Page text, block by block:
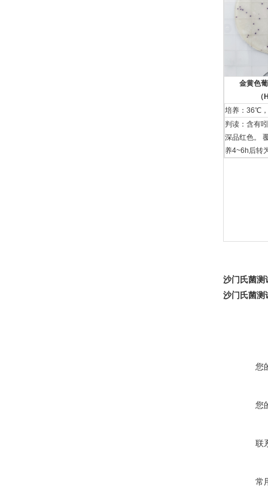
⾦⻩⾊
培养：36℃
判读：含有
深品红⾊。
养4~6h后转
沙门氏菌测
沙门氏菌测
您
您
联
常